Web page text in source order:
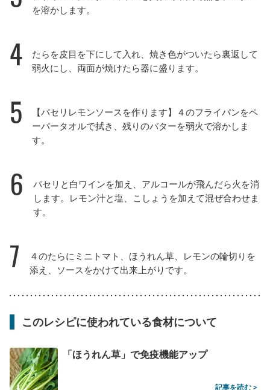
を溶かします。
4
たらを皮目を下にして入れ、焼き色がついたら裏返して
弱火にし、両面が焼けたら器に盛ります。
5
【パセリレモンソースを作ります】４のフライパンをペ
ーパータオルで拭き、残りのバターを弱火で溶かしま
す。
6
パセリと白ワインを加え、アルコールが飛んだら火を消
します。レモン汁と塩、こしょうを加えて混ぜ合わせま
す。
7
４のたらにミニトマト、ほうれん草、レモンの輪切りを
添え、ソースをかけて出来上がりです。
このレシピに使われている食材について
「ほうれん草」で免疫機能アップ
記事を読む >